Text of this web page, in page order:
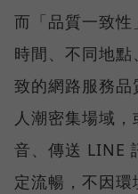
而「品質一致
時間、不同地
致的網路服務
人潮密集場域
音、傳送 LINE
定流暢，不因環